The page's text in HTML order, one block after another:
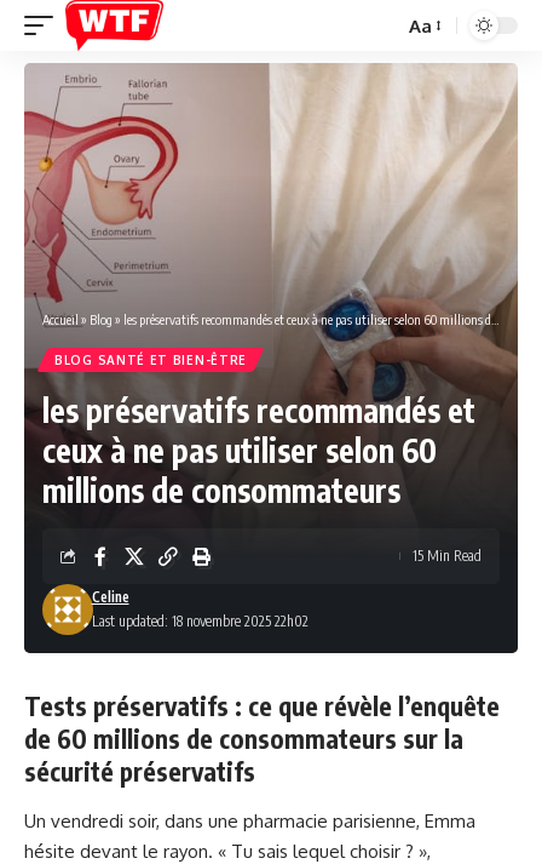
Font
Resizer
Aa
Accueil » Blog » les préservatifs recommandés et ceux à ne pas utiliser selon 60 millions de consommateurs
BLOG SANTÉ ET BIEN-ÊTRE
les préservatifs recommandés et
ceux à ne pas utiliser selon 60
millions de consommateurs
Last updated: 18 novembre 2025 22h02
Celine
15 Min Read
Tests préservatifs : ce que révèle l’enquête
de 60 millions de consommateurs sur la
sécurité préservatifs
Un vendredi soir, dans une pharmacie parisienne, Emma
hésite devant le rayon. « Tu sais lequel choisir ? »,